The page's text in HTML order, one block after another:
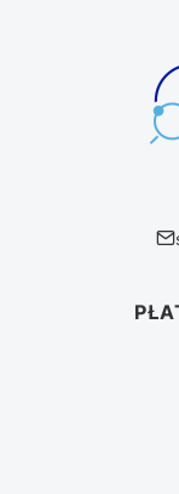
Linki w stopce